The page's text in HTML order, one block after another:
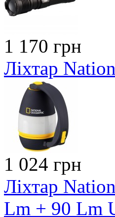
1 170 грн
Ліхтар
1 024 грн
Ліхтар
Lm + 90 Lm